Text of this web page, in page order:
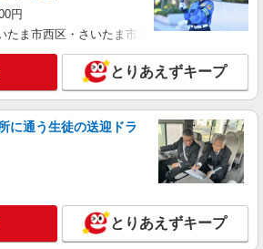
円
たま市西区・さいたま市岩槻区・久喜市・蓮田
とりあえずキープ
に通う生徒の送迎ドラ
とりあえずキープ